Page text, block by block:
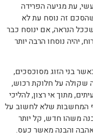
עת מגיעה הפרידה
שהסכם זה נוסח עת לא
הנראה, אם ינוסח כבר
יהיה נוסחו הרבה יותר
בני הזוג מסוכסכים,
שקולה על חלוקת רכוש,
מתוך אי רצון, להליכי
המחשבות שלא לחשוב על
משהו חדש, קל יותר
והבנה מאשר כעס.